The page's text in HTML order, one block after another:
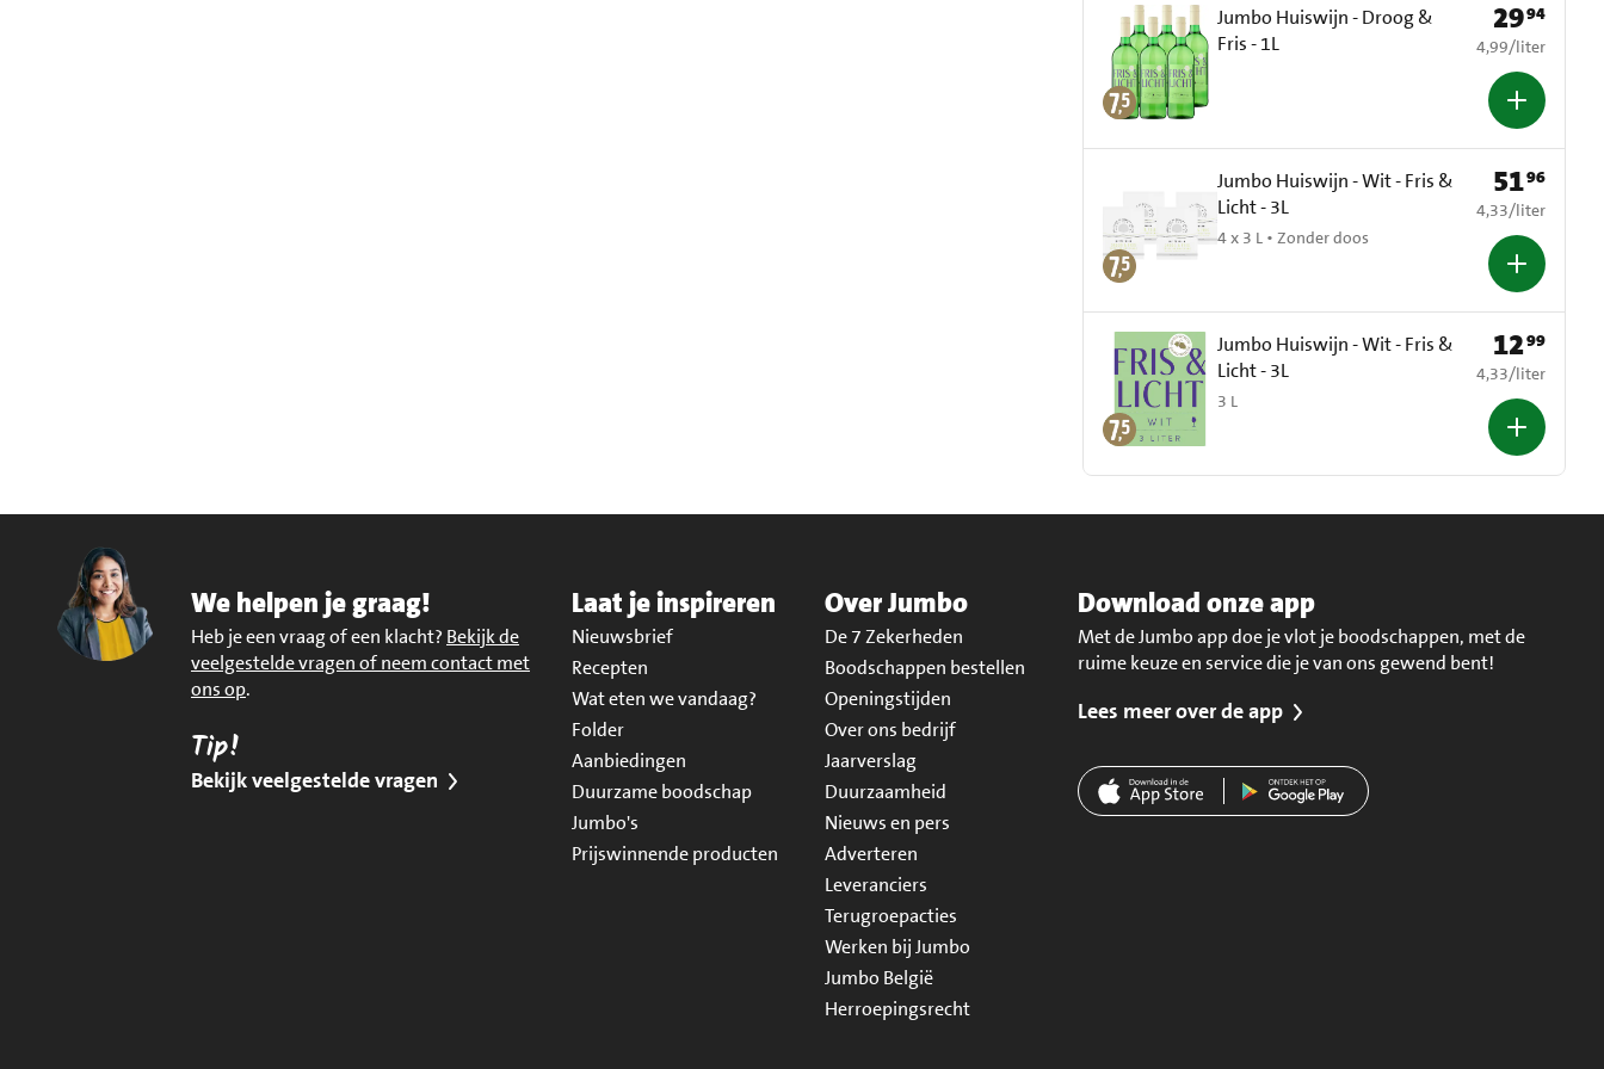
Jumbo Huiswijn - Droog &
Fris - 1L
Prijs: € 29,94
2994
€ 4,99 per liter
4,99/liter
Jumbo Huiswijn - Wit - Fris &
Licht - 3L
4 x 3 L • Zonder doos
Prijs: € 51,96
5196
€ 4,33 per liter
4,33/liter
Jumbo Huiswijn - Wit - Fris &
Licht - 3L
3 L
Prijs: € 12,99
1299
€ 4,33 per liter
4,33/liter
We helpen je graag!
Heb je een vraag of een klacht? Bekijk de
veelgestelde vragen of neem contact met
ons op.
Tip!
Bekijk veelgestelde vragen
Laat je inspireren
Nieuwsbrief
Recepten
Wat eten we vandaag?
Folder
Aanbiedingen
Duurzame boodschap
Jumbo's
Prijswinnende producten
Over Jumbo
De 7 Zekerheden
Boodschappen bestellen
Openingstijden
Over ons bedrijf
Jaarverslag
Duurzaamheid
Nieuws en pers
Adverteren
Leveranciers
Terugroepacties
Werken bij Jumbo
Jumbo België
Herroepingsrecht
Download onze app
Met de Jumbo app doe je vlot je boodschappen, met de
ruime keuze en service die je van ons gewend bent!
Lees meer over de app